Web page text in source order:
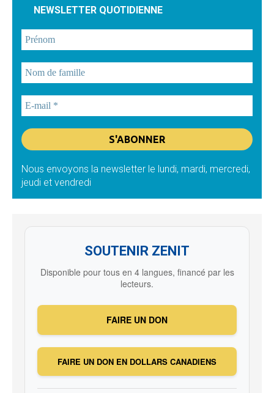
NEWSLETTER QUOTIDIENNE
Nous envoyons la newsletter le lundi, mardi, mercredi,
jeudi et vendredi
SOUTENIR ZENIT
Disponible pour tous en 4 langues, financé par les
lecteurs.
FAIRE UN DON
FAIRE UN DON EN DOLLARS CANADIENS